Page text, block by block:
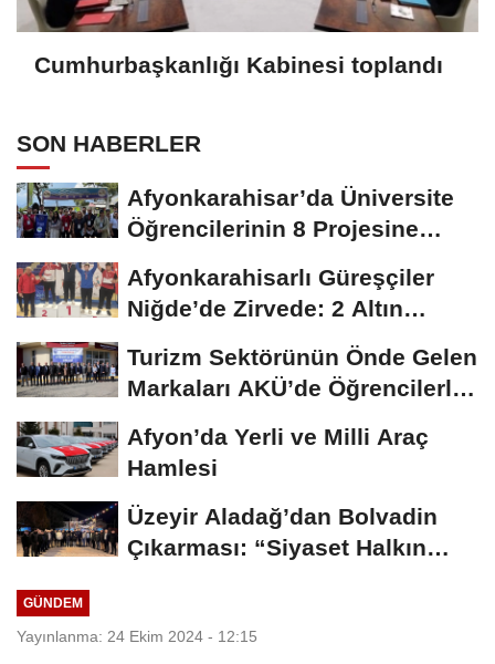
Cumhurbaşkanlığı Kabinesi toplandı
SON HABERLER
Afyonkarahisar’da Üniversite
Öğrencilerinin 8 Projesine
Afyonkarahisarlı Güreşçiler
Niğde’de Zirvede: 2 Altın
Turizm Sektörünün Önde Gelen
Markaları AKÜ’de Öğrencilerle
Afyon’da Yerli ve Milli Araç
Hamlesi
Üzeyir Aladağ’dan Bolvadin
Çıkarması: “Siyaset Halkın
GÜNDEM
Yayınlanma: 24 Ekim 2024 - 12:15